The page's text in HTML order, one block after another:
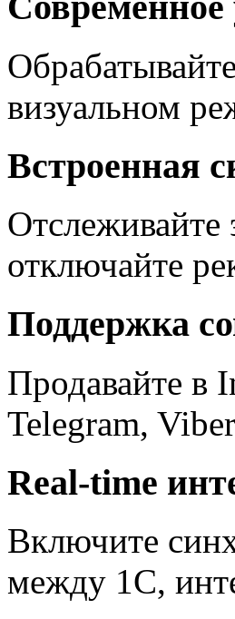
визуальном
Встроенная
Отслеживайте
отключайте
Поддержка
Продавайте в
Telegram,
Real-time
Включите
между 1С,